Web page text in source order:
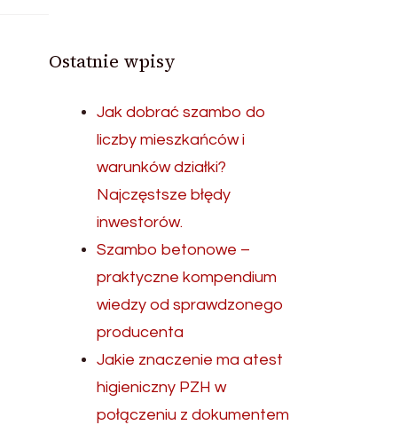
Ostatnie wpisy
Jak dobrać szambo do
liczby mieszkańców i
warunków działki?
Najczęstsze błędy
inwestorów.
Szambo betonowe –
praktyczne kompendium
wiedzy od sprawdzonego
producenta
Jakie znaczenie ma atest
higieniczny PZH w
połączeniu z dokumentem